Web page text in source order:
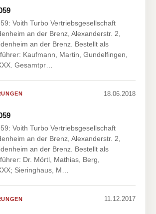
Voith Turbo Vertriebsgesellschaft
an der Brenz, Alexanderstr. 2,
an der Brenz. Bestellt als
Kaufmann, Martin, Gundelfingen,
Gesamtpr…
18.06.2018
Voith Turbo Vertriebsgesellschaft
an der Brenz, Alexanderstr. 2,
an der Brenz. Bestellt als
Dr. Mörtl, Mathias, Berg,
Sieringhaus, M…
11.12.2017